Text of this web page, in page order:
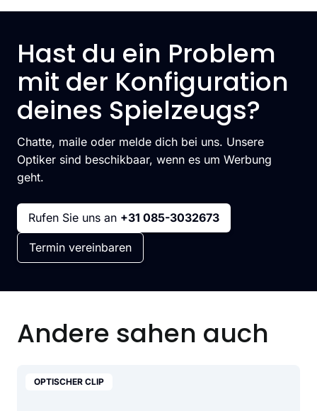
Hast du ein Problem
mit der Konfiguration
deines Spielzeugs?
Chatte, maile oder melde dich bei uns. Unsere
Optiker sind beschikbaar, wenn es um Werbung
geht.
Rufen Sie uns an +31 085-3032673
Termin vereinbaren
Andere sahen auch
OPTISCHER CLIP